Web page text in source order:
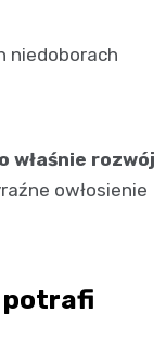
niedoborach
właśnie rozwój
owłosienie
potrafi